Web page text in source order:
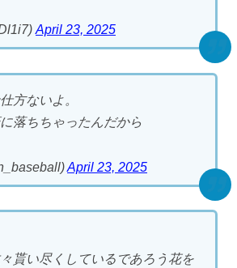
April 23, 2025
方ないよ。
落ちちゃったんだから
April 23, 2025
貰い尽くしているであろう花を